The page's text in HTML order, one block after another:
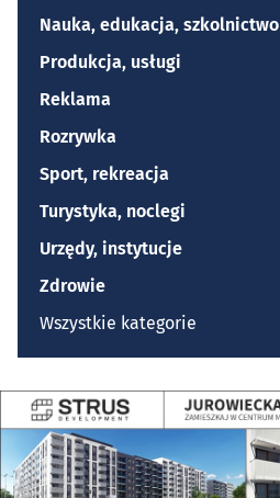
Nauka, edukacja, szkolnictwo
Produkcja, usługi
Reklama
Rozrywka
Sport, rekreacja
Turystyka, noclegi
Urzędy, instytucje
Zdrowie
Wszystkie kategorie